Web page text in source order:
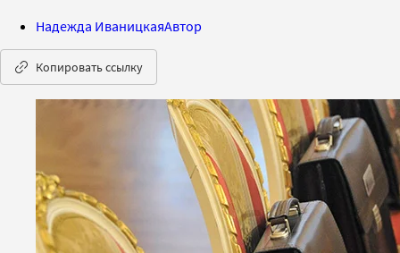
Надежда ИваницкаяАвтор
Копировать ссылку